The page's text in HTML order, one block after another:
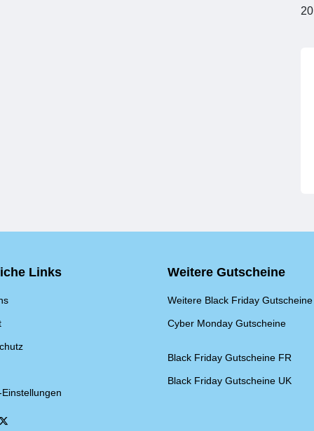
Links Weitere Gutscheine
Weitere Black Friday Gutscheine
Cyber Monday Gutscheine
Black Friday Gutscheine FR
Black Friday Gutscheine UK